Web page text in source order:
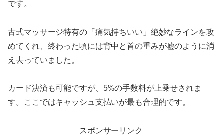
です。
古式マッサージ特有の「痛気持ちいい」絶妙なラインを攻
めてくれ、終わった頃には背中と首の重みが嘘のように消
え去っていました。
カード決済も可能ですが、5%の手数料が上乗せされま
す。ここではキャッシュ支払いが最も合理的です。
スポンサーリンク